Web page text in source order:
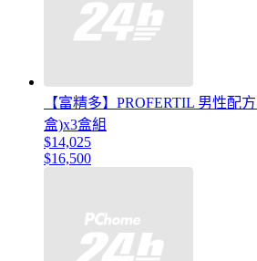
【富精多】PROFERTIL 男性配
盒)x3盒組
$14,025
$16,500